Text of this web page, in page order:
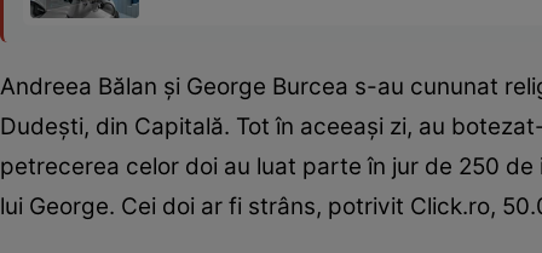
Andreea Bălan şi George Burcea s-au cununat
Dudeşti, din Capitală. Tot în aceeaşi zi, au
petrecerea celor doi au luat parte în jur de 250
lui George. Cei doi ar fi strâns, potrivit Click.ro,